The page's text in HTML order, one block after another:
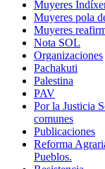
Muyeres
Muyeres pola
Muyeres
Nota SOL
Organizaciones
Pachakuti
Palestina
PAV
Por la Justicia
comunes
Publicaciones
Reforma
Pueblos.